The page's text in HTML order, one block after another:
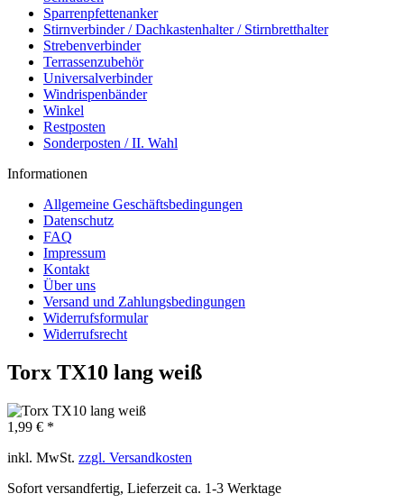
Sparrenpfettenanker
Stirnverbinder / Dachkastenhalter / Stirnbretthalter
Strebenverbinder
Terrassenzubehör
Universalverbinder
Windrispenbänder
Winkel
Restposten
Sonderposten / II. Wahl
Informationen
Allgemeine Geschäftsbedingungen
Datenschutz
FAQ
Impressum
Kontakt
Über uns
Versand und Zahlungsbedingungen
Widerrufsformular
Widerrufsrecht
Torx TX10 lang weiß
1,99 € *
inkl. MwSt. zzgl. Versandkosten
Sofort versandfertig, Lieferzeit ca. 1-3 Werktage